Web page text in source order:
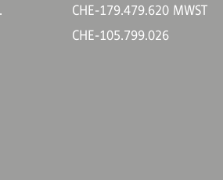
CHE-179.479.620 MWST
CHE-105.799.026